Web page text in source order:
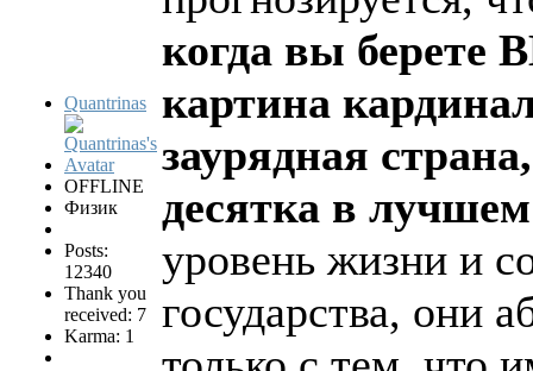
Quantrinas
OFFLINE
Физик
Posts:
12340
Thank you
received: 7
Karma: 1
когда вы берете
картина
заурядная
десятка в
уровень жизни и
государства, они